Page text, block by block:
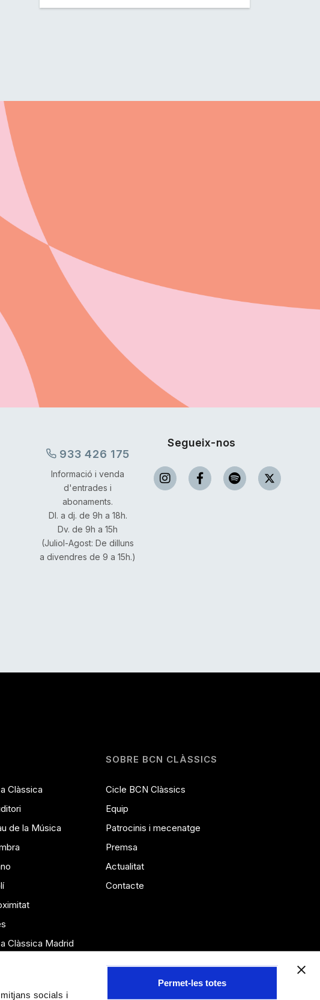
socials i
Permet-les totes
933 426 175
Informació i venda
d'entrades i
abonaments.
Dl. a dj. de 9h a 18h.
Dv. de 9h a 15h
(Juliol-Agost: De dilluns
a divendres de 9 a 15h.)
Segueix-nos
Clàssica
de la Música
Clàssica Madrid
SOBRE BCN CLÀSSICS
Cicle BCN Clàssics
Equip
Patrocinis i mecenatge
Premsa
Actualitat
Contacte